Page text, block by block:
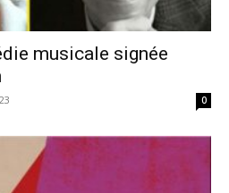
musicale signée
0